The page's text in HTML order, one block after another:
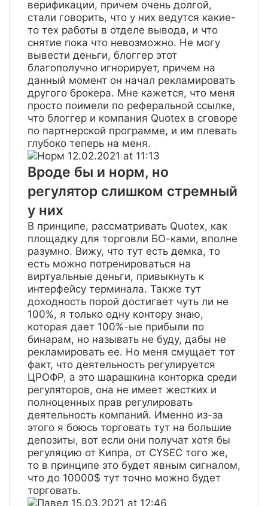
верификации, причем очень долгой,
стали говорить, что у них ведутся какие-
то тех работы в отделе вывода, и что
снятие пока что невозможно. Не могу
вывести деньги, блоггер этот
благополучно игнорирует, причем на
данный момент он начал рекламировать
другого брокера. Мне кажется, что меня
просто поимели по реферальной ссылке,
что блоггер и компания Quotex в сговоре
по партнерской программе, и им плевать
глубоко теперь на меня.
Норм 12.02.2021 at 11:13
Вроде бы и норм, но
регулятор слишком стремный
у них
В принципе, рассматривать Quotex, как
площадку для торговли БО-ками, вполне
разумно. Вижу, что тут есть демка, то
есть можно потренироваться на
виртуальные деньги, привыкнуть к
интерфейсу терминала. Также тут
доходность порой достигает чуть ли не
100%, я только одну контору знаю,
которая дает 100%-ые прибыли по
бинарам, но называть не буду, дабы не
рекламировать ее. Но меня смущает тот
факт, что деятельность регулируется
ЦРОФР, а это шарашкина конторка среди
регуляторов, она не имеет жестких и
полноценных прав регулировать
деятельность компаний. Именно из-за
этого я боюсь торговать тут на большие
депозиты, вот если они получат хотя бы
регуляцию от Кипра, от CYSEC того же,
то в принципе это будет явным сигналом,
что до 10000$ тут точно можно будет
торговать.
Павел 15.03.2021 at 12:46